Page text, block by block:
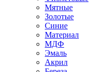
Мятные
Золотые
Синие
Материал
МДФ
Эмаль
Акрил